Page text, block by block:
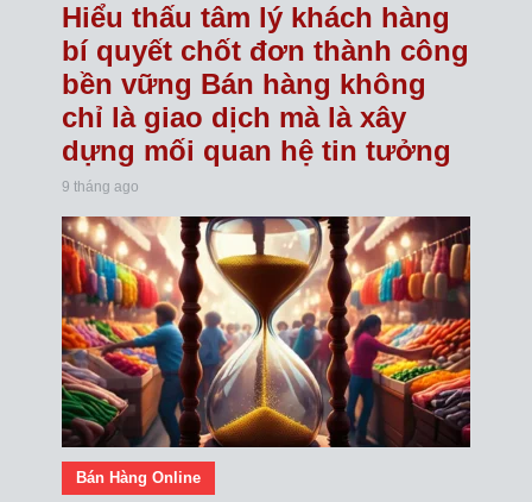
Hiểu thấu tâm lý khách hàng
bí quyết chốt đơn thành công
bền vững Bán hàng không
chỉ là giao dịch mà là xây
dựng mối quan hệ tin tưởng
9 tháng ago
Bán Hàng Online